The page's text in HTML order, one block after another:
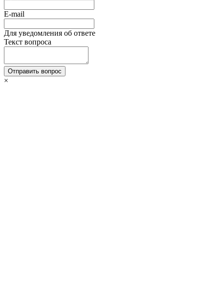
E-mail
Для уведомления об ответе
Текст вопроса
Отправить вопрос
×